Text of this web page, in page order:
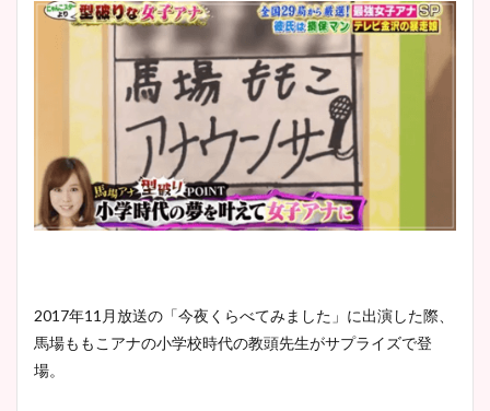
2017年11月放送の「今夜くらべてみました」に出演した際、
馬場ももこアナの小学校時代の教頭先生がサプライズで登
場。